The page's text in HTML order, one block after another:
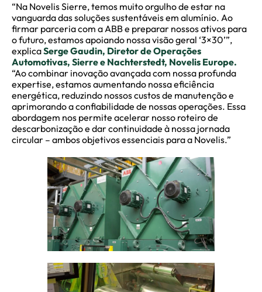
“Na Novelis Sierre, temos muito orgulho de estar na
vanguarda das soluções sustentáveis em alumínio. Ao
firmar parceria com a ABB e preparar nossos ativos para
o futuro, estamos apoiando nossa visão geral ‘3×30’”,
explicaSerge Gaudin, Diretor de Operações
Automotivas, Sierre e Nachterstedt, Novelis Europe.
“Ao combinar inovação avançada com nossa profunda
expertise, estamos aumentando nossa eficiência
energética, reduzindo nossos custos de manutenção e
aprimorando a confiabilidade de nossas operações. Essa
abordagem nos permite acelerar nosso roteiro de
descarbonização e dar continuidade à nossa jornada
circular – ambos objetivos essenciais para a Novelis.”